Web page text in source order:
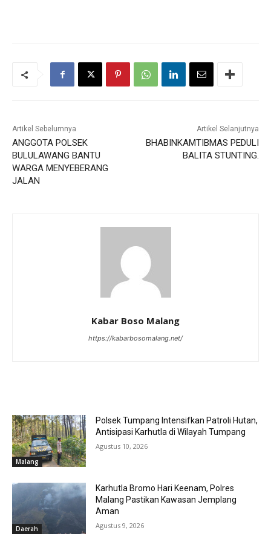
Artikel Sebelumnya
ANGGOTA POLSEK
BULULAWANG BANTU
WARGA MENYEBERANG
JALAN
Artikel Selanjutnya
BHABINKAMTIBMAS PEDULI
BALITA STUNTING.
Kabar Boso Malang
https://kabarbosomalang.net/
Malang
Polsek Tumpang Intensifkan Patroli Hutan,
Antisipasi Karhutla di Wilayah Tumpang
Agustus 10, 2026
Daerah
Karhutla Bromo Hari Keenam, Polres
Malang Pastikan Kawasan Jemplang
Aman
Agustus 9, 2026